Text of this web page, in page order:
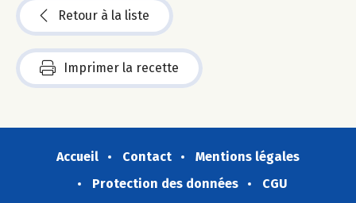
Retour à la liste
Imprimer la recette
Accueil Contact
Mentions légales
Protection des données
CGU